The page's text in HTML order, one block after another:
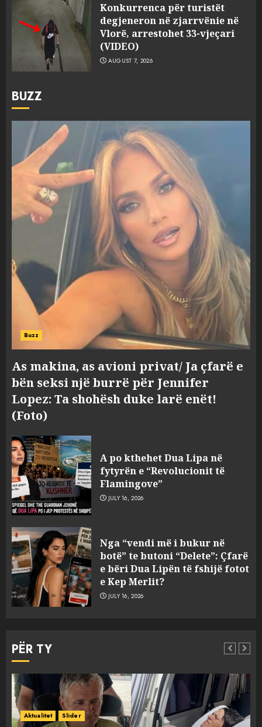
Konkurrenca për turistët
degjeneron në zjarrvënie në
Vlorë, arrestohet 33-vjeçari
(VIDEO)
AUGUST 7, 2026
BUZZ
Buzz
As makina, as avioni privat/ Ja çfarë e
bën seksi një burrë për Jennifer
Lopez: Ta shohësh duke larë enët!
(Foto)
A po kthehet Dua Lipa në
fytyrën e “Revolucionit të
Flamingove”
JULY 16, 2026
Nga “vendi më i bukur në
botë” te butoni “Delete”: Çfarë
e bëri Dua Lipën të fshijë fotot
e Kep Merlit?
JULY 16, 2026
PËR TY
3
degjeneron në zjarrvënie në
Vlorë, arrestohet 33-vjeçari
(VIDEO)
AUGUST 7, 2026
4
narkotike!
AUGUST 7, 2026
Ambasada amerikane: Sokol